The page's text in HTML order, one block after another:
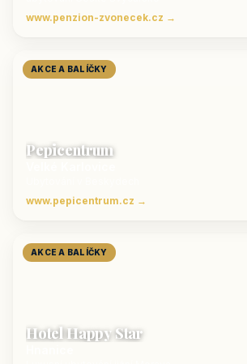
www.penzion-zvonecek.cz →
AKCE A BALÍČKY
Pepicentrum
www.pepicentrum.cz →
AKCE A BALÍČKY
Hotel Happy Star